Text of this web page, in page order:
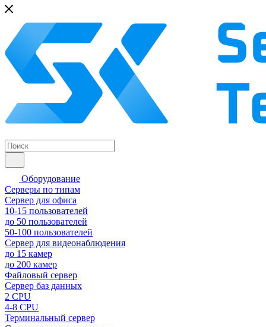
Оборудование
Серверы по типам
Сервер для офиса
10-15 пользователей
до 50 пользователей
50-100 пользователей
Сервер для видеонаблюдения
до 15 камер
до 200 камер
Файловый сервер
Сервер баз данных
2 CPU
4-8 CPU
Терминальный сервер